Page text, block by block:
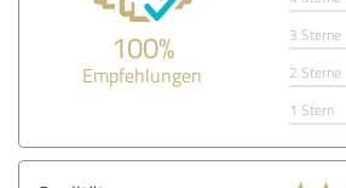
100%
Empfehlungen
3 Sterne
2 Sterne
1 Stern